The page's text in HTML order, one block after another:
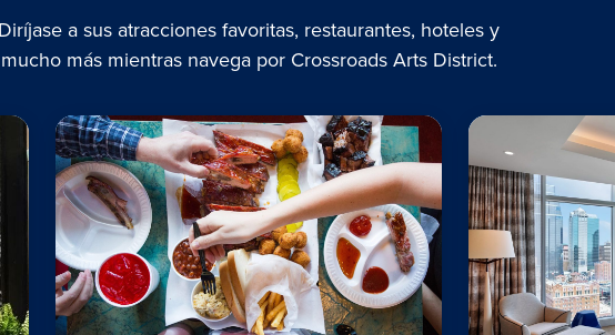
a sus atracciones favoritas, restaurantes, hoteles y
mucho más mientras navega por Crossroads Arts District.